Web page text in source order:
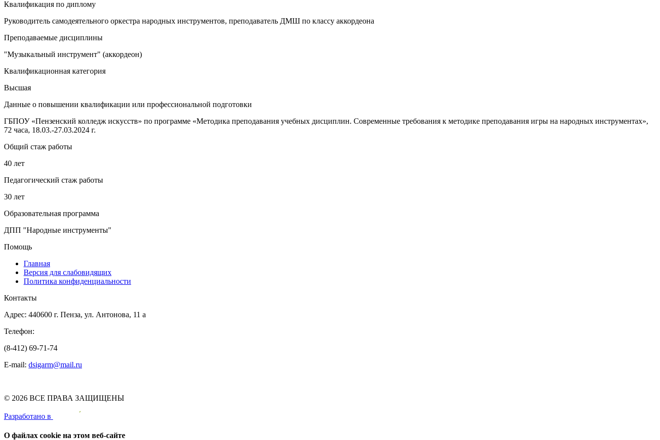
Квалификация по диплому
Руководитель самодеятельного оркестра народных инструментов, преподаватель ДМШ по классу аккордеона
Преподаваемые дисциплины
"Музыкальный инструмент" (аккордеон)
Квалификационная категория
Высшая
Данные о повышении квалификации или профессиональной подготовки
ГБПОУ «Пензенский колледж искусств» по программе «Методика преподавания учебных дисциплин. Современные требования к методике преподавания игры на народных инструментах»,
72 часа, 18.03.-27.03.2024 г.
Общий стаж работы
40 лет
Педагогический стаж работы
30 лет
Образовательная программа
ДПП "Народные инструменты"
Помощь
Главная
Версия для слабовидящих
Политика конфиденциальности
Контакты
Адрес: 440600 г. Пенза, ул. Антонова, 11 а
Телефон:
(8-412) 69-71-74
E-mail: dsigarm@mail.ru
© 2026 ВСЕ ПРАВА ЗАЩИЩЕНЫ
Pазработано в
О файлах cookie на этом веб-сайте